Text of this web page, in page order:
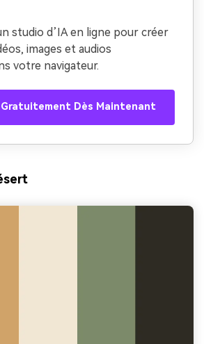
studio d’IA en ligne pour créer
images et audios
votre navigateur.
Gratuitement Dès Maintenant